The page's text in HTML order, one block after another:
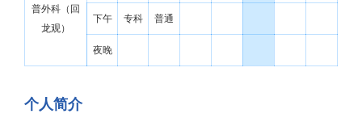
普外科（回
龙观）
下午 专科 普通
夜晚
个人简介